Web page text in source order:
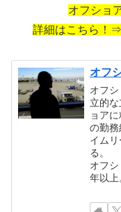
オフショ
詳細はこちら！⇒
オフ
オフ
立的
ョア
の勤務
イム
る。
オフ
年以上